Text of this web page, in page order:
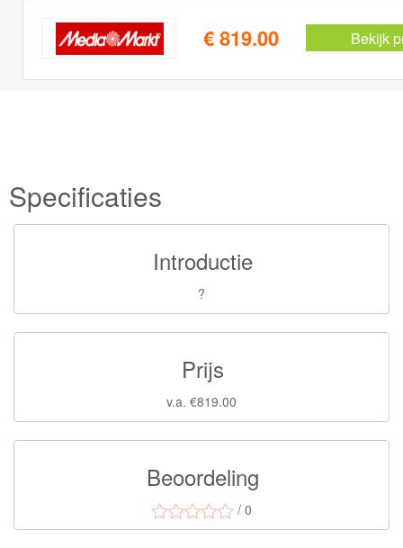
€ 819.00 Bekijk
Specificaties
Introductie
?
Prijs
v.a. €819.00
Beoordeling
/ 0